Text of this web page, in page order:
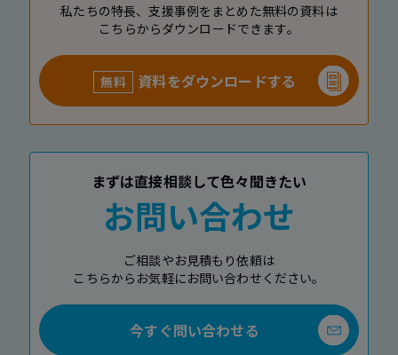
私たちの特長、支援事例をまとめた無料の資料は
こちらからダウンロードできます。
無料 資料をダウンロードする
まずは直接相談して色々聞きたい
お問い合わせ
ご相談やお見積もり依頼は
こちらからお気軽にお問い合わせください。
今すぐ問い合わせる